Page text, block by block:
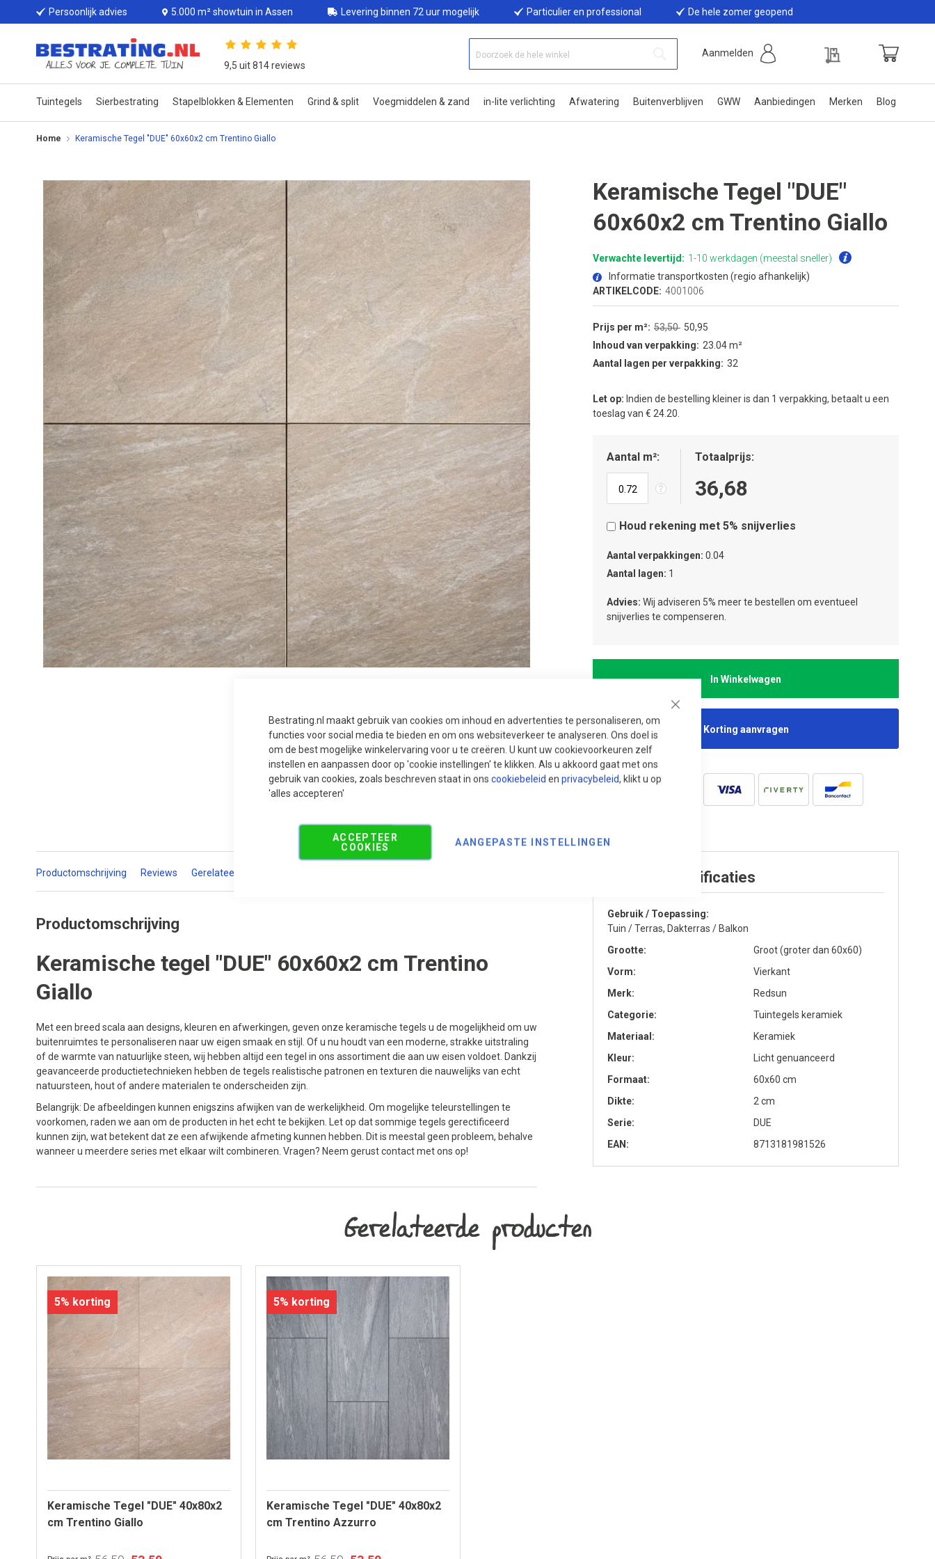
Bestrating.nl maakt gebruik van cookies om inhoud en advertenties te personaliseren, om
functies voor social media te bieden en om ons websiteverkeer te analyseren. Ons doel is
om de best mogelijke winkelervaring voor u te creëren. U kunt uw cookievoorkeuren zelf
instellen en aanpassen door op 'cookie instellingen' te klikken. Als u akkoord gaat met ons
gebruik van cookies, zoals beschreven staat in ons cookiebeleid en privacybeleid, klikt u op
'alles accepteren'
ACCEPTEER
COOKIES
AANGEPASTE INSTELLINGEN
Persoonlijk advies 5.000 m² showtuin in Assen Levering binnen 72 uur mogelijk Particulier en professional De hele zomer geopend
9,5 uit 814 reviews
Aanmelden
Tuintegels Sierbestrating Stapelblokken & Elementen Grind & split Voegmiddelen & zand in-lite verlichting Afwatering Buitenverblijven GWW Aanbiedingen Merken Blog
Home Keramische Tegel "DUE" 60x60x2 cm Trentino Giallo
Ga
einde
gallerij
Keramische Tegel "DUE"
60x60x2 cm Trentino Giallo
Verwachte levertijd: 1-10 werkdagen (meestal sneller)
Informatie transportkosten (regio afhankelijk)
ARTIKELCODE: 4001006
Prijs per m² 53,50 50,95
Inhoud van verpakking
23.04 m²
Aantal lagen per verpakking
32
Let op: Indien de bestelling kleiner is dan 1 verpakking, betaalt u een
toeslag van € 24.20.
Aantal m² Totaalprijs
36,68
Houd rekening met 5% snijverlies
Aantal verpakkingen 0.04
Aantal lagen 1
Advies: Wij adviseren 5% meer te bestellen om eventueel
snijverlies te compenseren.
In Winkelwagen
Korting aanvragen
Productomschrijving Reviews Gerelateerde producten
Productomschrijving
Keramische tegel "DUE" 60x60x2 cm Trentino
Giallo
Met een breed scala aan designs, kleuren en afwerkingen, geven onze keramische tegels u de mogelijkheid om uw
buitenruimtes te personaliseren naar uw eigen smaak en stijl. Of u nu houdt van een moderne, strakke uitstraling
of de warmte van natuurlijke steen, wij hebben altijd een tegel in ons assortiment die aan uw eisen voldoet. Dankzij
geavanceerde productietechnieken hebben de tegels realistische patronen en texturen die nauwelijks van echt
natuursteen, hout of andere materialen te onderscheiden zijn.
Belangrijk: De afbeeldingen kunnen enigszins afwijken van de werkelijkheid. Om mogelijke teleurstellingen te
voorkomen, raden we aan om de producten in het echt te bekijken. Let op dat sommige tegels gerectificeerd
kunnen zijn, wat betekent dat ze een afwijkende afmeting kunnen hebben. Dit is meestal geen probleem, behalve
wanneer u meerdere series met elkaar wilt combineren. Vragen? Neem gerust contact met ons op!
Product specificaties
Gebruik / Toepassing
Tuin / Terras, Dakterras / Balkon
Grootte
Groot (groter dan 60x60)
Vorm
Vierkant
Merk
Redsun
Categorie
Tuintegels keramiek
Materiaal
Keramiek
Kleur
Licht genuanceerd
Formaat
60x60 cm
Dikte
2 cm
Serie
DUE
EAN
8713181981526
Gerelateerde producten
5% korting
Keramische Tegel "DUE" 40x80x2
cm Trentino Giallo
5% korting
Keramische Tegel "DUE" 40x80x2
cm Trentino Azzurro